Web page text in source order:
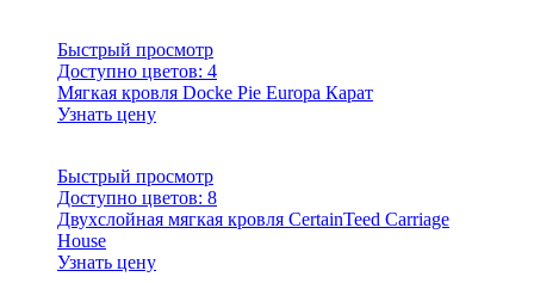
Быстрый просмотр
Доступно цветов: 4
Мягкая кровля Docke Pie Europa Карат
Узнать цену
Быстрый просмотр
Доступно цветов: 8
Двухслойная мягкая кровля CertainTeed Carriage
House
Узнать цену